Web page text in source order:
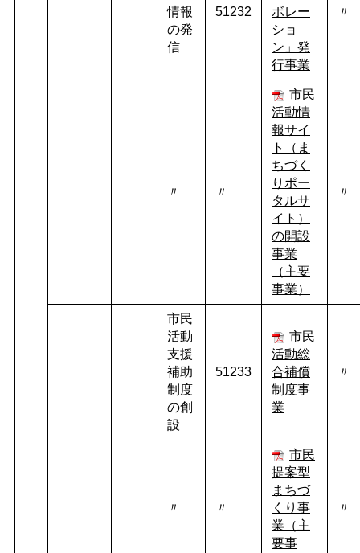
情報
の発
信
51232
ボレー
ショ
ン」発
行事業
〃
〃 〃
市民
活動情
報サイ
ト（ま
ちづく
りポー
タルサ
イト）
の開設
事業
（主要
事業）
〃
市民
活動
支援
補助
制度
の創
設
51233
市民
活動総
合補償
制度事
業
〃
〃 〃
市民
提案型
まちづ
くり事
業（主
要事
〃